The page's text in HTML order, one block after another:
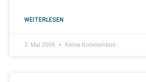
WEITERLESEN
3. Mai 2006 Keine Kommentare